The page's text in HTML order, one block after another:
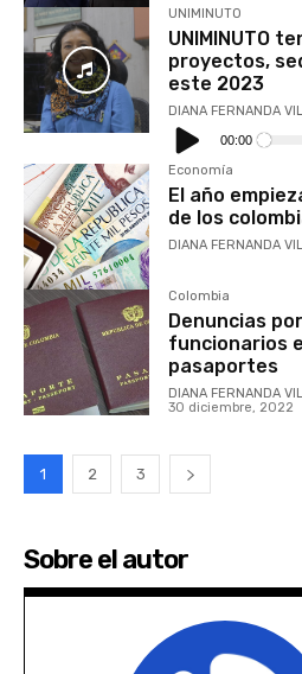
UNIMINUTO
UNIMINUTO
proyectos,
este 2023
DIANA FERNANDA
Reproductor
de
audio
00:00
Economía
El año
de los
DIANA FERNANDA
Colombia
Denuncias
funcionarios
pasaportes
DIANA FERNANDA
30 diciembre, 2022
1 2 3
Sobre el autor